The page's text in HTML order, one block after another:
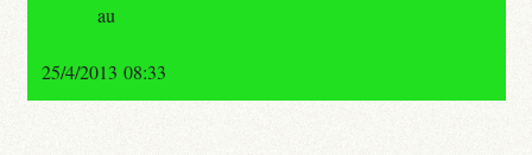
au
25/4/2013 08:33